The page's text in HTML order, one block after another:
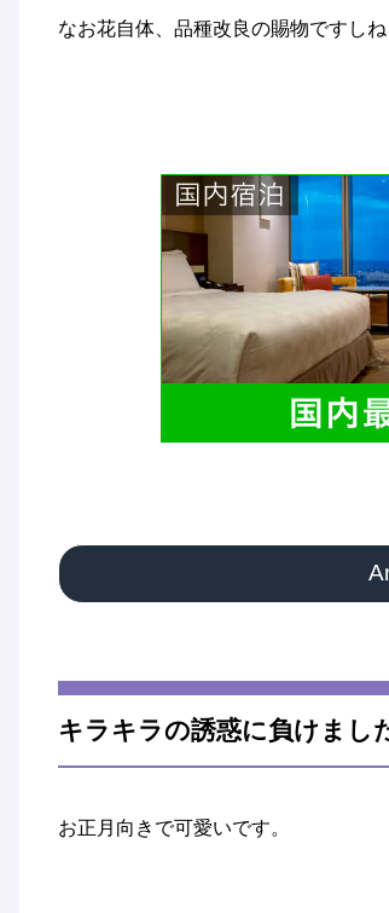
なお花自体、品種改良の賜物ですしね
キラキラの誘惑に負けまし
お正月向きで可愛いです。